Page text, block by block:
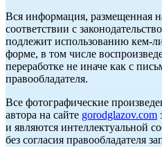
Вся информация, размещенная
соответствии с
подлежит использованию кем-
форме, в том числе
переработке не иначе как с
правообладателя.
Все фотографические
автора на сайте gorodglazov.com
и являются интеллектуальной
без согласия правообладателя